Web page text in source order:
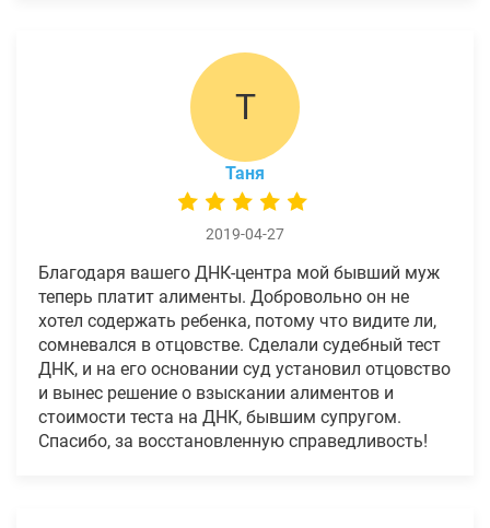
Т
Таня
2019-04-27
Благодаря вашего ДНК-центра мой бывший муж
теперь платит алименты. Добровольно он не
хотел содержать ребенка, потому что видите ли,
сомневался в отцовстве. Сделали судебный тест
ДНК, и на его основании суд установил отцовство
и вынес решение о взыскании алиментов и
стоимости теста на ДНК, бывшим супругом.
Спасибо, за восстановленную справедливость!